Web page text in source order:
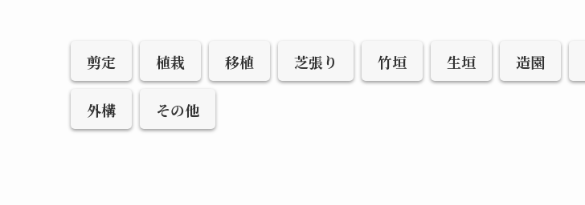
剪定 植栽 移植 芝張り 竹垣 生垣 造園
外構 その他